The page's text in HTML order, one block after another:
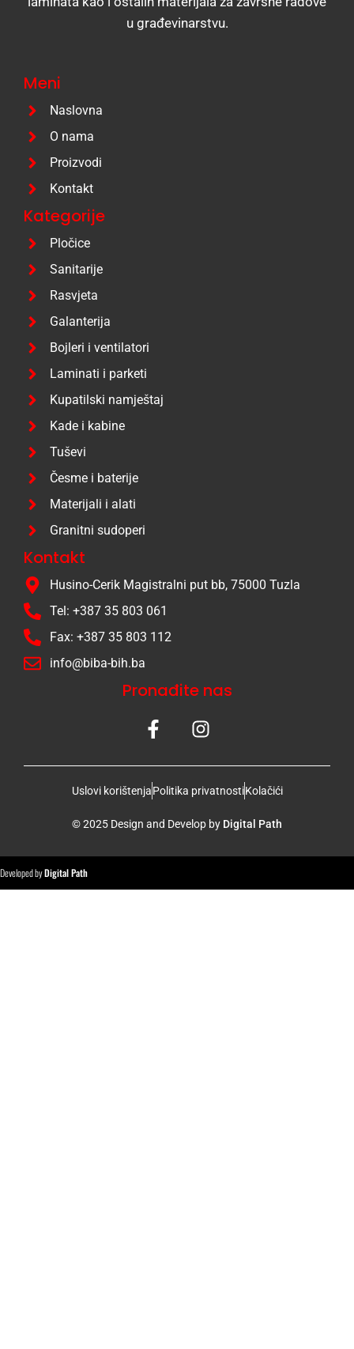
u građevinarstvu.
Meni
Naslovna
O nama
Proizvodi
Kontakt
Kategorije
Pločice
Sanitarije
Rasvjeta
Galanterija
Bojleri i ventilatori
Laminati i parketi
Kupatilski namještaj
Kade i kabine
Tuševi
Česme i baterije
Materijali i alati
Granitni sudoperi
Kontakt
Husino-Cerik Magistralni put bb, 75000 Tuzla
Tel: +387 35 803 061
Fax: +387 35 803 112
info@biba-bih.ba
Pronađite nas
Uslovi korištenjaPolitika privatnostiKolačići
© 2025 Design and Develop by Digital Path
Developed byDigital Path